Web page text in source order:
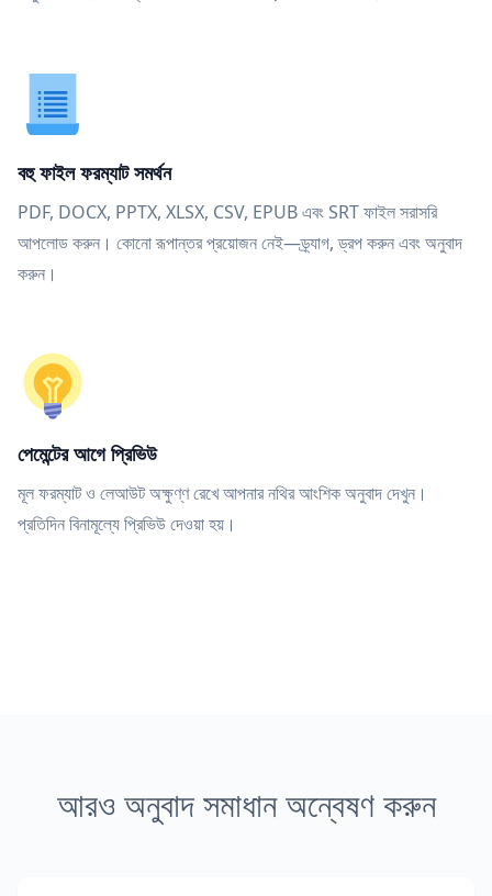
বহু ফাইল ফরম্যাট সমর্থন
PDF, DOCX, PPTX, XLSX, CSV, EPUB এবং SRT ফাইল সরাসরি
আপলোড করুন। কোনো রূপান্তর প্রয়োজন নেই—ড্র্যাগ, ড্রপ করুন এবং অনুবাদ
করুন।
পেমেন্টের আগে প্রিভিউ
মূল ফরম্যাট ও লেআউট অক্ষুণ্ণ রেখে আপনার নথির আংশিক অনুবাদ দেখুন।
প্রতিদিন বিনামূল্যে প্রিভিউ দেওয়া হয়।
আরও অনুবাদ সমাধান অন্বেষণ করুন